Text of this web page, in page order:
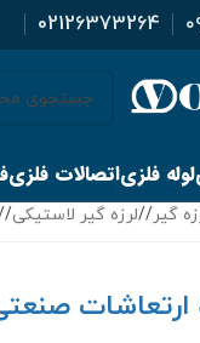
02126373264
لوله فلزیاتصالات فلزی
گیر/ لرزه گیر لاستیکی/
ارتعاشات